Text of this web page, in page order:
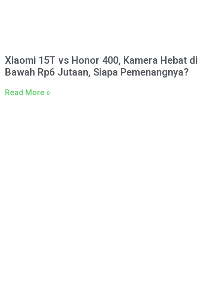
Xiaomi 15T vs Honor 400, Kamera Hebat di
Bawah Rp6 Jutaan, Siapa Pemenangnya?
Read More »